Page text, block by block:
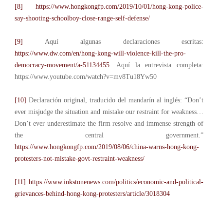
[8]
https://www.hongkongfp.com/2019/10/01/hong-kong-police-
say-shooting-schoolboy-close-range-self-defense/
[9]
Aquí algunas declaraciones escritas:
https://www.dw.com/en/hong-kong-will-violence-kill-the-pro-
democracy-movement/a-51134455. Aquí la entrevista completa:
https://www.youtube.com/watch?v=mv8Tu18Yw50
[10] Declaración original, traducido del mandarín al inglés: “Don’t
ever misjudge the situation and mistake our restraint for weakness…
Don’t ever underestimate the firm resolve and immense strength of
the central government.”
https://www.hongkongfp.com/2019/08/06/china-warns-hong-kong-
protesters-not-mistake-govt-restraint-weakness/
[11] https://www.inkstonenews.com/politics/economic-and-political-
grievances-behind-hong-kong-protesters/article/3018304